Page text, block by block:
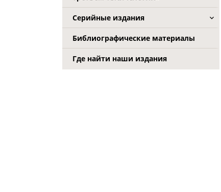
Серийные издания
Библиографические материалы
Где найти наши издания